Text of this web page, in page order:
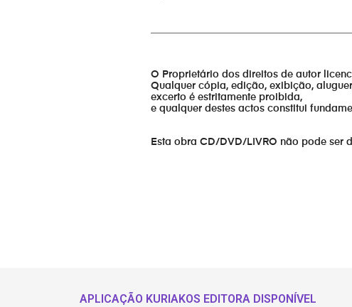
O Proprietário dos direitos de autor
Qualquer cópia, edição, exibição,
excerto é estritamente proibida,
e qualquer destes actos constitui
Esta obra CD/DVD/LIVRO não pode
APLICAÇÃO KURIAKOS EDITORA DISPONÍVEL